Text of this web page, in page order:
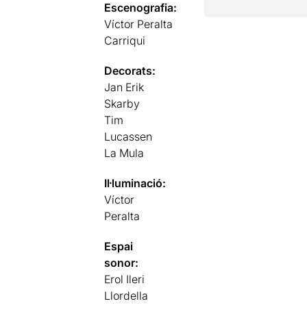
Escenografia:
Víctor Peralta
Carriqui
Decorats:
Jan Erik
Skarby
Tim
Lucassen
La Mula
Il·luminació:
Víctor
Peralta
Espai
sonor:
Erol Ileri
Llordella